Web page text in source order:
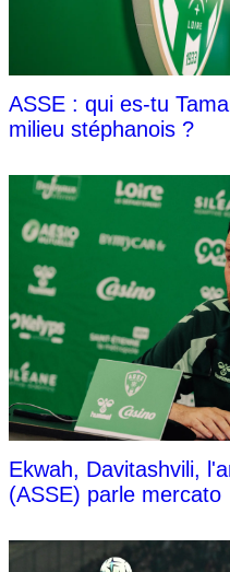
ASSE : qui es-tu
milieu stéphanois ?
Ekwah, Davitashvili,
(ASSE) parle mercato